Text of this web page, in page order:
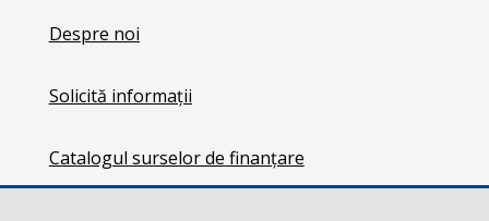
Despre noi
Solicită informații
Catalogul surselor de finanțare